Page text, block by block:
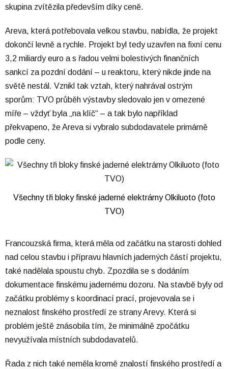
skupina zvítězila především díky ceně.
Areva, která potřebovala velkou stavbu, nabídla, že projekt
dokončí levně a rychle. Projekt byl tedy uzavřen na fixní cenu
3,2 miliardy euro a s řadou velmi bolestivých finančních
sankcí za pozdní dodání – u reaktoru, který nikde jinde na
světě nestál. Vznikl tak vztah, který nahrával ostrým
sporům: TVO průběh výstavby sledovalo jen v omezené
míře – vždyť byla „na klíč“ – a tak bylo například
překvapeno, že Areva si vybralo subdodavatele primárně
podle ceny.
Všechny tři bloky finské jaderné elektrárny Olkiluoto (foto
TVO)
Francouzská firma, která měla od začátku na starosti dohled
nad celou stavbu i přípravu hlavních jaderných částí projektu,
také nadělala spoustu chyb. Zpozdila se s dodáním
dokumentace finskému jadernému dozoru. Na stavbě byly od
začátku problémy s koordinací prací, projevovala se i
neznalost finského prostředí ze strany Arevy. Která si
problém ještě znásobila tím, že minimálně zpočátku
nevyužívala místních subdodavatelů.
Řada z nich také neměla kromě znalostí finského prostředí a